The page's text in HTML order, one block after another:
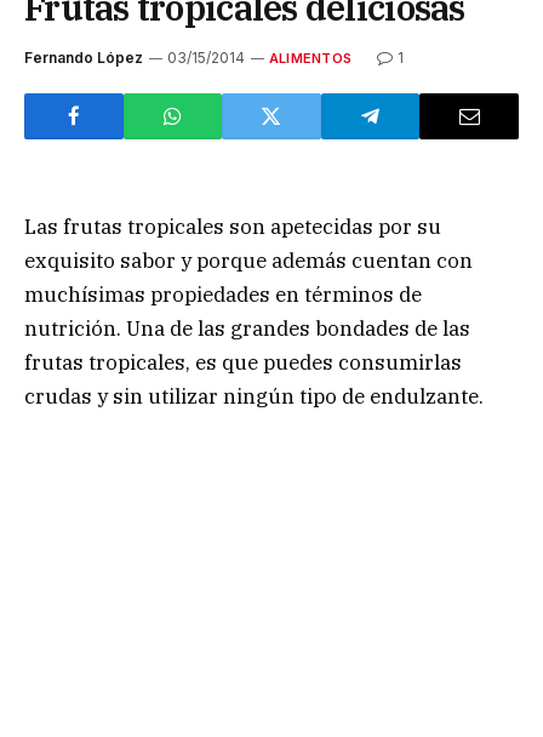
Fernando López 03/15/2014 ALIMENTOS 1
Las frutas tropicales son apetecidas por su
exquisito sabor y porque además cuentan con
muchísimas propiedades en términos de
nutrición. Una de las grandes bondades de las
frutas tropicales, es que puedes consumirlas
crudas y sin utilizar ningún tipo de endulzante.